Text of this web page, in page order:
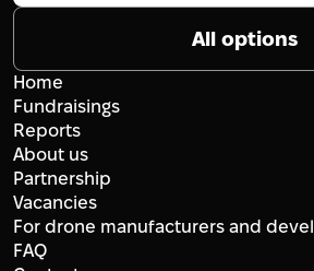
All options
Home
Fundraisings
Reports
About us
Partnership
Vacancies
For drone manufacturers and
FAQ